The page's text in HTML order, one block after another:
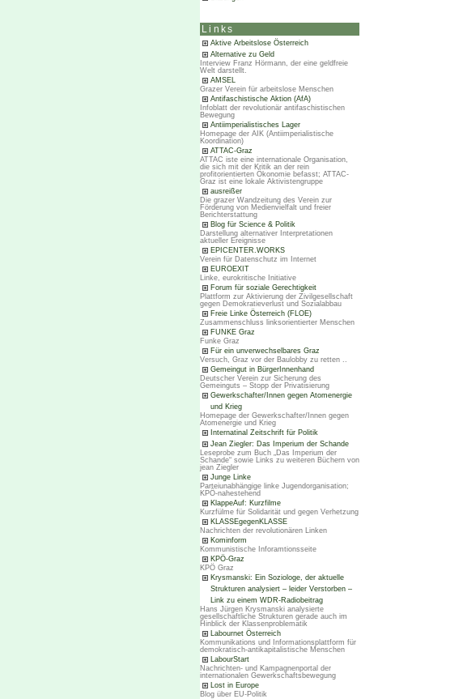
Links
Aktive Arbeitslose Österreich
Alternative zu Geld
Interview Franz Hörmann, der eine geldfreie
Welt darstellt.
AMSEL
Grazer Verein für arbeitslose Menschen
Antifaschistische Aktion (AfA)
Infoblatt der revolutionär antifaschistischen
Bewegung
Antiimperialistisches Lager
Homepage der AIK (Antiimperialistische
Koordination)
ATTAC-Graz
ATTAC iste eine internationale Organisation,
die sich mit der Kritik an der rein
profitorientierten Ökonomie befasst; ATTAC-
Graz ist eine lokale Aktivistengruppe
ausreißer
Die grazer Wandzeitung des Verein zur
Förderung von Medienvielfalt und freier
Berichterstattung
Blog für Science & Politik
Darstellung alternativer Interpretationen
aktueller Ereignisse
EPICENTER.WORKS
Verein für Datenschutz im Internet
EUROEXIT
Linke, eurokritische Initiative
Forum für soziale Gerechtigkeit
Plattform zur Aktivierung der Zivilgesellschaft
gegen Demokratieverlust und Sozialabbau
Freie Linke Österreich (FLOE)
Zusammenschluss linksorientierter Menschen
FUNKE Graz
Funke Graz
Für ein unverwechselbares Graz
Versuch, Graz vor der Baulobby zu retten ..
Gemeingut in BürgerInnenhand
Deutscher Verein zur Sicherung des
Gemeinguts – Stopp der Privatisierung
Gewerkschafter/Innen gegen Atomenergie
und Krieg
Homepage der Gewerkschafter/Innen gegen
Atomenergie und Krieg
Internatinal Zeitschrift für Politik
Jean Ziegler: Das Imperium der Schande
Leseprobe zum Buch „Das Imperium der
Schande“ sowie Links zu weiteren Büchern von
jean Ziegler
Junge Linke
Parteiunabhängige linke Jugendorganisation;
KPÖ-nahestehend
KlappeAuf: Kurzfilme
Kurzfülme für Solidarität und gegen Verhetzung
KLASSEgegenKLASSE
Nachrichten der revolutionären Linken
Kominform
Kommunistische Inforamtionsseite
KPÖ-Graz
KPÖ Graz
Krysmanski: Ein Soziologe, der aktuelle
Strukturen analysiert – leider Verstorben –
Link zu einem WDR-Radiobeitrag
Hans Jürgen Krysmanski analysierte
gesellschaftliche Strukturen gerade auch im
Hinblick der Klassenproblematik
Labournet Österreich
Kommunikations und Informationsplattform für
demokratisch-antikapitalistische Menschen
LabourStart
Nachrichten- und Kampagnenportal der
internationalen Gewerkschaftsbewegung
Lost in Europe
Blog über EU-Politik